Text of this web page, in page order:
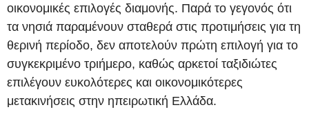
οικονομικές επιλογές διαμονής. Παρά το γεγονός ότι
τα νησιά παραμένουν σταθερά στις προτιμήσεις για τη
θερινή περίοδο, δεν αποτελούν πρώτη επιλογή για το
συγκεκριμένο τριήμερο, καθώς αρκετοί ταξιδιώτες
επιλέγουν ευκολότερες και οικονομικότερες
μετακινήσεις στην ηπειρωτική Ελλάδα.